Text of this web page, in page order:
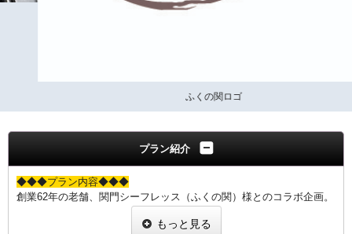
ふくの関ロゴ
プラン紹介
◆◆◆プラン内容◆◆◆
創業62年の老舗、関門シーフレッス（ふくの関）様とのコラボ企画。
「あんこう」を専用流通ルートより加工場に運搬、高い品質で調理さ
もっと見る